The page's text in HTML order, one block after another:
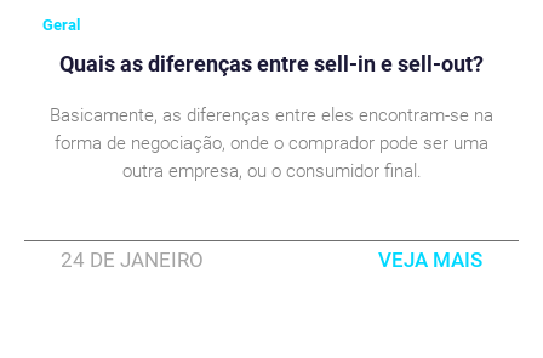
Geral
Quais as diferenças entre sell-in e sell-out?
Basicamente, as diferenças entre eles encontram-se na
forma de negociação, onde o comprador pode ser uma
outra empresa, ou o consumidor final.
24 DE JANEIRO VEJA MAIS